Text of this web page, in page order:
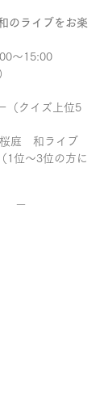
のライブをお楽
～15:00
（クイズ上位5
庭　和ライブ
1位～3位の方に
円